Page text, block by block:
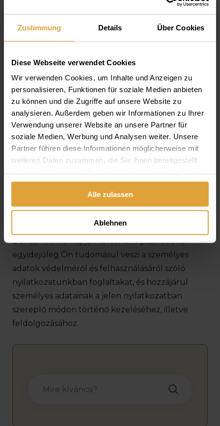
Zustimmung Details Über Cookies
Diese Webseite verwendet Cookies
Wir verwenden Cookies, um Inhalte und Anzeigen zu
personalisieren, Funktionen für soziale Medien anbieten
zu können und die Zugriffe auf unsere Website zu
analysieren. Außerdem geben wir Informationen zu Ihrer
Verwendung unserer Website an unsere Partner für
soziale Medien, Werbung und Analysen weiter. Unsere
Partner führen diese Informationen möglicherweise mit
weiteren Daten zusammen, die Sie ihnen bereitgestellt
haben oder die sie im Rahmen Ihrer Nutzung der Dienste
gesammelt haben.
Alle zulassen
Ablehnen
A felhasználó jogainak megsértése esetén az
Amennyiben a felhasználó az Adatkezelőnek a
felhasználó tiltakozásával kapcsolatos döntésével
nem ért egyet, az ellen – annak közlésétől
számított 30 napon belül a felhasználó
ugyancsak bírósághoz fordulhat.
Az Adatkezelő a felhasználó adatainak jogellenes
kezelésével vagy a technikai adatvédelem
okozott kárt köteles megtéríteni.
Felhívjuk szíves figyelmét, hogy a Gelencsér
Dental Kft. honlapján történő regisztrációval
egyidejűleg Ön tudomásul veszi a személyes
adatok védelméről és felhasználásáról szóló
nyilatkozatunkban foglaltakat, és hozzájárul
személyes adatainak a jelen nyilatkozatban
szereplő módon történő kezeléséhez, illetve
feldolgozásához.